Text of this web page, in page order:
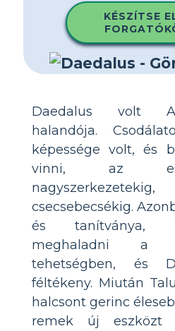
KÉSZÍTSE
Daedalus volt
halandója.
képessége volt, és
vinni, az
csecsebecsékig.
és tanítványa,
meghaladni a
tehetségben, és
féltékeny. Miután
halcsont gerinc
remek új eszközt